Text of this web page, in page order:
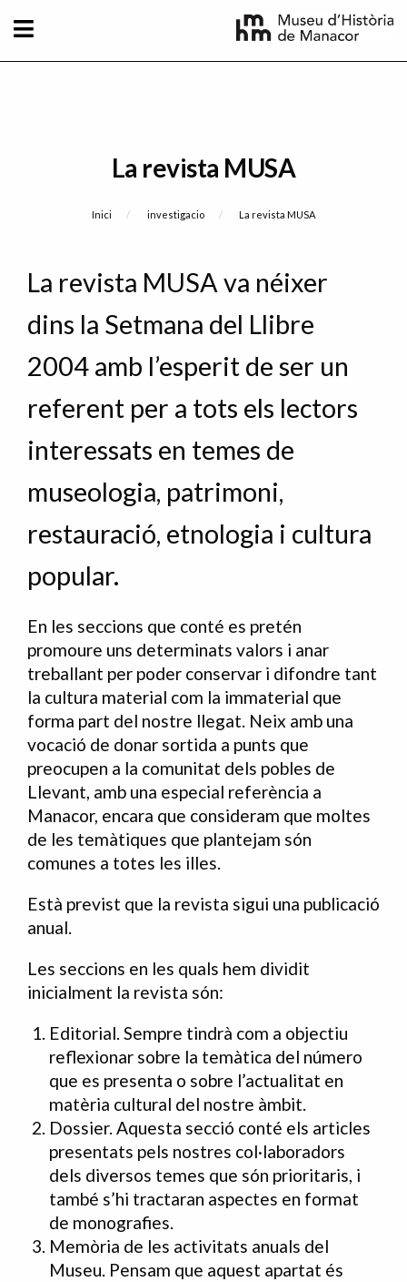
La revista MUSA
Fil d'Ariadna
Inici investigacio Current:
La revista MUSA
La revista MUSA va néixer
dins la Setmana del Llibre
2004 amb l’esperit de ser un
referent per a tots els lectors
interessats en temes de
museologia, patrimoni,
restauració, etnologia i cultura
popular.
En les seccions que conté es pretén
promoure uns determinats valors i anar
treballant per poder conservar i difondre tant
la cultura material com la immaterial que
forma part del nostre llegat. Neix amb una
vocació de donar sortida a punts que
preocupen a la comunitat dels pobles de
Llevant, amb una especial referència a
Manacor, encara que consideram que moltes
de les temàtiques que plantejam són
comunes a totes les illes.
Està previst que la revista sigui una publicació
anual.
Les seccions en les quals hem dividit
inicialment la revista són:
Editorial. Sempre tindrà com a objectiu
reflexionar sobre la temàtica del número
que es presenta o sobre l’actualitat en
matèria cultural del nostre àmbit.
Dossier. Aquesta secció conté els articles
presentats pels nostres col·laboradors
dels diversos temes que són prioritaris, i
també s’hi tractaran aspectes en format
de monografies.
Memòria de les activitats anuals del
Museu. Pensam que aquest apartat és